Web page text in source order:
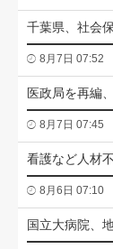
千葉県、社会
8月7日 07:52
医政局を再編
8月7日 07:45
看護など人材
8月6日 07:10
国立大病院、